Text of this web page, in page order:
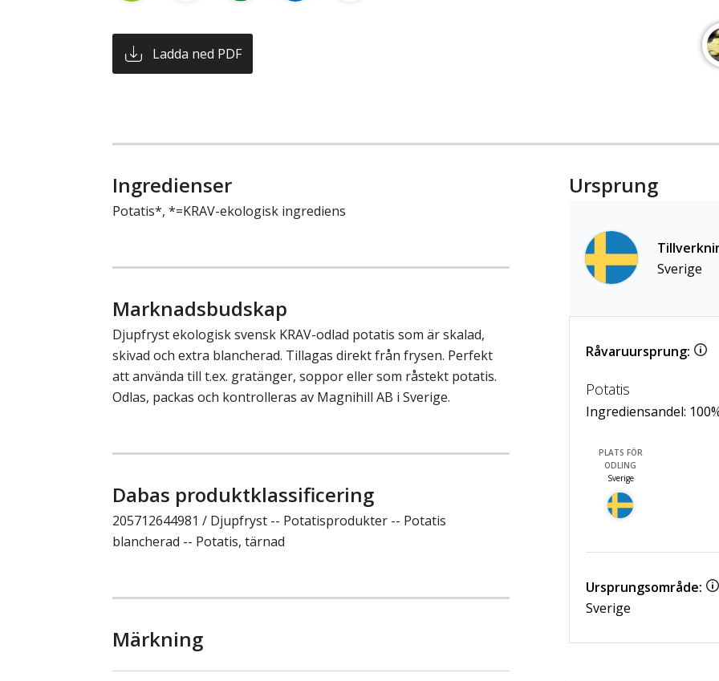
Ladda ned PDF
Ingredienser
Potatis*, *=KRAV-ekologisk ingrediens
Marknadsbudskap
Djupfryst ekologisk svensk KRAV-odlad potatis som är skalad,
skivad och extra blancherad. Tillagas direkt från frysen. Perfekt
att använda till t.ex. gratänger, soppor eller som råstekt potatis.
Odlas, packas och kontrolleras av Magnihill AB i Sverige.
Dabas produktklassificering
205712644981 / Djupfryst -- Potatisprodukter -- Potatis
blancherad -- Potatis, tärnad
Märkning
Ursprung
Sverige
Råvaruursprung:
Potatis
Ingrediensandel: 100
PLATS FÖR
ODLING
Sverige
Ursprungsområde:
Sverige